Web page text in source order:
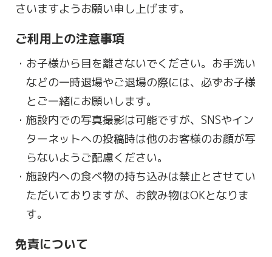
さいますようお願い申し上げます。
ご利用上の注意事項
お子様から目を離さないでください。お手洗い
などの一時退場やご退場の際には、必ずお子様
とご一緒にお願いします。
施設内での写真撮影は可能ですが、SNSやイン
ターネットへの投稿時は他のお客様のお顔が写
らないようご配慮ください。
施設内への食べ物の持ち込みは禁止とさせてい
ただいておりますが、お飲み物はOKとなりま
す。
免責について